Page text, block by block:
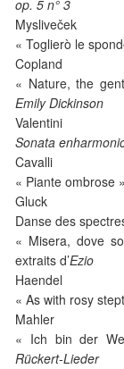
op. 5 n° 3
Mysliveček
« Toglierò le
Copland
« Nature, the
Emily Dickinson
Valentini
Sonata
Cavalli
« Piante ombrose
Gluck
Danse des
« Misera, dove
extraits d’Ezio
Haendel
« As with rosy
Mahler
« Ich bin der
Rückert-Lieder